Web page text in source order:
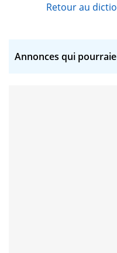
Retour au
Annonces qui